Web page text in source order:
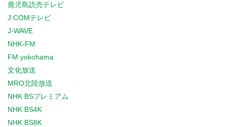
鹿児島読売テレビ
J:COMテレビ
J-WAVE
NHK-FM
FM yokohama
文化放送
MRO北陸放送
NHK BSプレミアム
NHK BS4K
NHK BS8K